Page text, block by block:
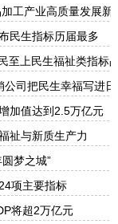
工产业高质量发展
民生指标历届最多
至上民生福祉类指标
公司把民生幸福写进
加值达到2.5万亿元
祉与新质生产力
梦之城”
项主要指标
将超2万亿元